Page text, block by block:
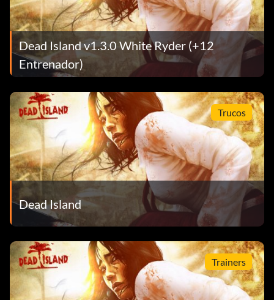
Steam Punk
Objetivo: Crear armas para rivalizar con los dioses del
fuego o del trueno.
Salvador
Objetivo: Salvar a 5 personas asediadas por zombis.
To put it bluntly
Objetivo: Mata a 250 zombis con armas contundentes
cuerpo a cuerpo.
Going steady
Objetivo: Completa 25 misiones mientras juegas con al
Dead Island v1.3.0 White Ryder (+12
Entrenador)
Trucos
Dead Island
Trainers